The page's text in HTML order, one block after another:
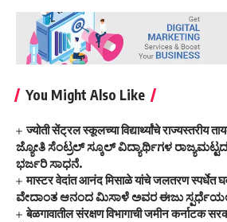
You Might Also Like
ज्योती सेंट्रल स्कूलच्या विद्यार्थ्यांचे राज्यस्तरीय
ಜ್ಯೋತಿ ಸೆಂಟ್ರಲ್ ಸ್ಕೂಲ್ ವಿದ್ಯಾರ್ಥಿಗಳ
ಭರ್ಜರಿ ಸಾಧನೆ.
मास्टर वेदांत आनंद मिसाळे यांचे जलतरण
ವೇದಾಂತ ಆನಂದ ಮಿಸಾಳೆ ಅವರ ಈಜು
बेळगावातील संरक्षण विभागाची जमीन कर्नाटक